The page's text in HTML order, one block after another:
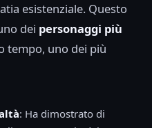
esistenziale. Questo
dei personaggi più
tempo, uno dei più
: Ha dimostrato di